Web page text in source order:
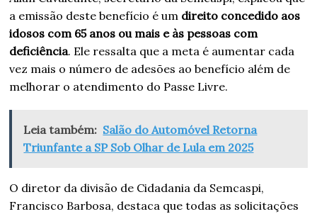
a emissão deste benefício é um direito concedido aos
idosos com 65 anos ou mais e às pessoas com
deficiência. Ele ressalta que a meta é aumentar cada
vez mais o número de adesões ao benefício além de
melhorar o atendimento do Passe Livre.
Leia também: Salão do Automóvel Retorna
Triunfante a SP Sob Olhar de Lula em 2025
O diretor da divisão de Cidadania da Semcaspi,
Francisco Barbosa, destaca que todas as solicitações